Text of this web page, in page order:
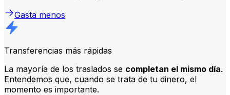
Gasta menos
Transferencias más rápidas
La mayoría de los traslados se completan el mismo día.
Entendemos que, cuando se trata de tu dinero, el
momento es importante.